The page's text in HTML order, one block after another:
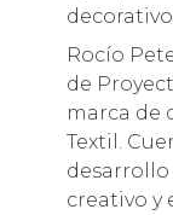
Rocío
de
marca de
Textil.
creativo y